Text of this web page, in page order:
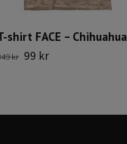
shirt FACE – Chihuahua
kr 99 kr